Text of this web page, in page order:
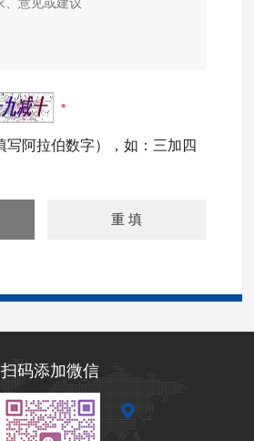
写阿拉伯数字），如：三加四
扫码添加微信